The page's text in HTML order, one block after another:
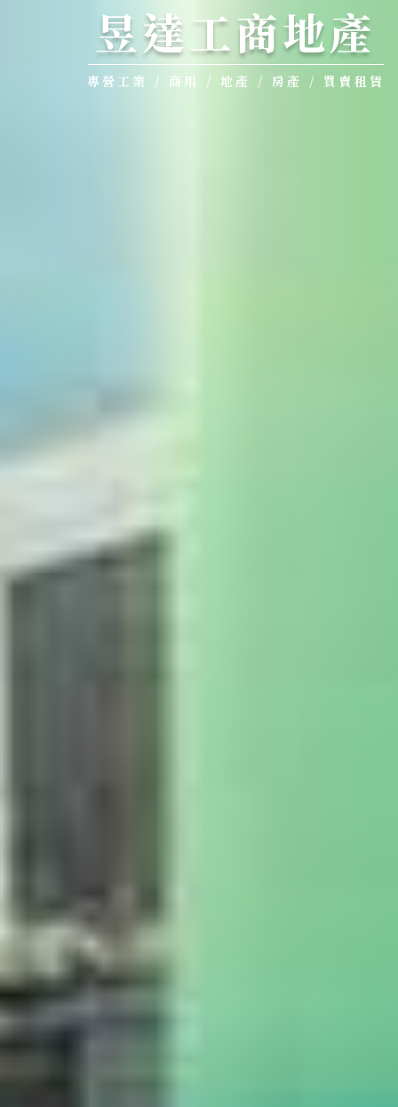
昱達工商地產
專營工業 / 商用 / 地產 / 房產 / 買賣租賃